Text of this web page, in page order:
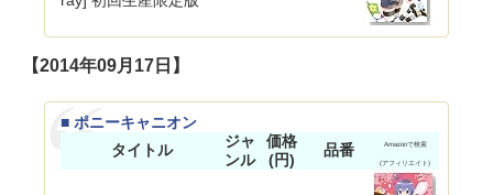
【2014年09月17日】
■ ポニーキャニオン
タイトル
ジャ
ンル
価格
(円)
品番 Amazonで検索
(アフィリエイト)